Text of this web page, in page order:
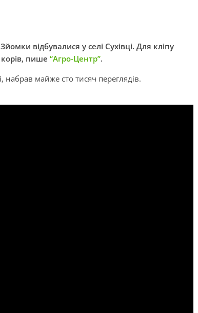
відбувалися у селі Сухівці. Для кліпу
корів, пише “Агро-Центр”.
набрав майже сто тисяч переглядів.